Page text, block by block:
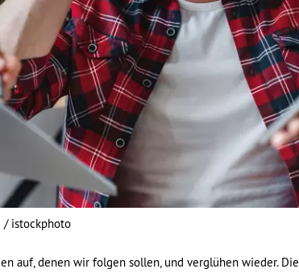
/ istockphoto
auf, denen wir folgen sollen, und verglühen wieder. Die